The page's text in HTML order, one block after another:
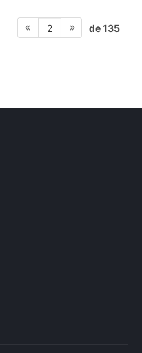
2 de 135